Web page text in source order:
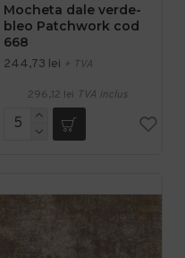
Mocheta dale verde-
bleo Patchwork cod
668
244,73 lei + TVA
296,12 lei TVA inclus